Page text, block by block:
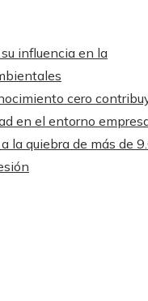
influencia en la
cero
en el entorno
la quiebra de más de